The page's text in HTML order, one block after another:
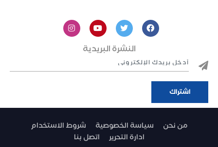
النشرة البريدية
من نحن سياسة الخصوصية
شروط الاستخدام
ادارة التحرير
اتصل بنا